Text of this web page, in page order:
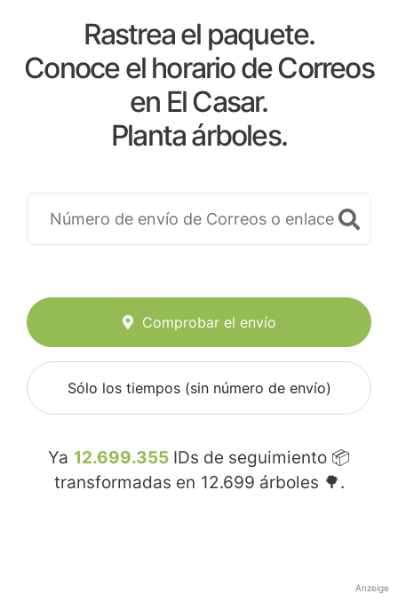
Rastrea el paquete.
Conoce el horario de Correos
en El Casar.
Planta árboles.
Comprobar el envío
Sólo los tiempos (sin número de envío)
Ya 12.699.355 IDs de seguimiento 📦
transformadas en 12.699 árboles 🌳.
Anzeige